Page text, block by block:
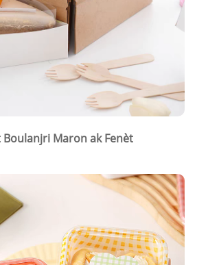
Boulanjri Maron ak Fenèt